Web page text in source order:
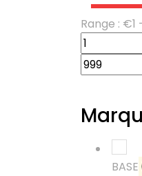
Range : €1
BASE